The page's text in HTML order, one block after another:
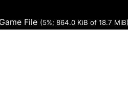
Game File(5%; 911.9 KiB of 18.7 MiB)